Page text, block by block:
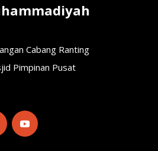
Cabang Ranting
Pimpinan Pusat